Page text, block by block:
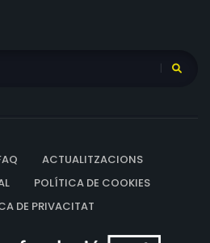
ACTUALITZACIONS
POLÍTICA DE COOKIES
DE PRIVACITAT